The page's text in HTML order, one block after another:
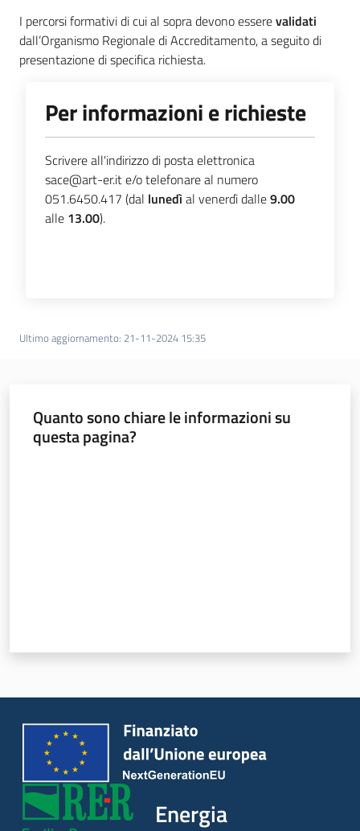
I percorsi formativi di cui al sopra devono esserevalidati
dall’Organismo Regionale di Accreditamento, a seguito di
presentazione di specifica richiesta.
Per informazioni e richieste
Scrivere all'indirizzo di posta elettronica
sace@art-er.it e/o telefonare al numero
051.6450.417 (dal lunedìal venerdì dalle9.00
alle 13.00).
Ultimo aggiornamento: 21-11-2024 15:35
Quanto sono chiare le informazioni su
questa pagina?
Energia